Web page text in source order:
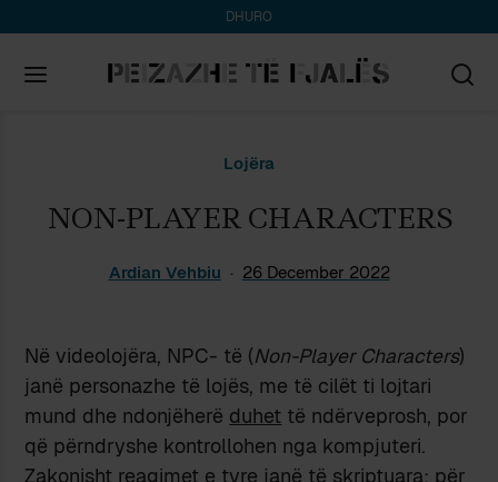
DHURO
Lojëra
NON-PLAYER CHARACTERS
Ardian Vehbiu 26 December 2022
Në videolojëra, NPC- të (Non-Player Characters)
janë personazhe të lojës, me të cilët ti lojtari
mund dhe ndonjëherë duhet të ndërveprosh, por
që përndryshe kontrollohen nga kompjuteri.
Zakonisht reagimet e tyre janë të skriptuara; për